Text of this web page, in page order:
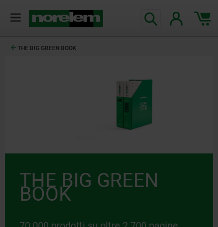
THE BIG GREEN BOOK
THE BIG GREEN
BOOK